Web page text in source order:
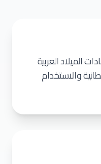
الميلاد العربية
والاستخدام